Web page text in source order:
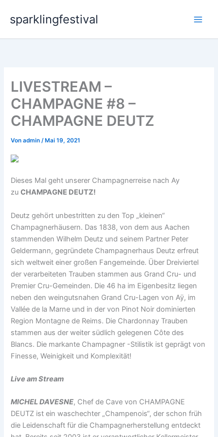
Inhalt
springen
sparklingfestival
LIVESTREAM –
CHAMPAGNE #8 –
CHAMPAGNE DEUTZ
Vonadmin/ Mai 19, 2021
Dieses Mal geht unserer Champagnerreise nach Ay
zuCHAMPAGNE DEUTZ!
Deutz gehört unbestritten zu den Top „kleinen“
Champagnerhäusern. Das 1838, von dem aus Aachen
stammenden Wilhelm Deutz und seinem Partner Peter
Geldermann, gegründete Champagnerhaus Deutz erfreut
sich weltweit einer großen Fangemeinde. Über Dreiviertel
der verarbeiteten Trauben stammen aus Grand Cru- und
Premier Cru-Gemeinden. Die 46 ha im Eigenbesitz liegen
neben den weingutsnahen Grand Cru-Lagen von Aÿ, im
Vallée de la Marne und in der von Pinot Noir dominierten
Region Montagne de Reims. Die Chardonnay Trauben
stammen aus der weiter südlich gelegenen Côte des
Blancs. Die markante Champagner -Stilistik ist geprägt von
Finesse, Weinigkeit und Komplexität!
Live am Stream
MICHEL DAVESNE, Chef de Cave von CHAMPAGNE
DEUTZ ist ein waschechter „Champenois“, der schon früh
die Leidenschaft für die Champagnerherstellung entdeckt